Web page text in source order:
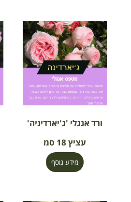
ורד אנגלי 'ג'יארדיניה'
עציץ 18 סמ
מידע נוסף